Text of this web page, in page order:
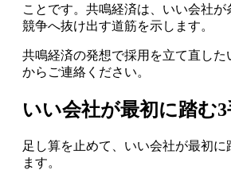
ことです。共鳴経済は、いい会社
競争へ抜け出す道筋を示します。
共鳴経済の発想で採用を立て直した
からご連絡ください。
いい会社が最初に踏む3
足し算を止めて、いい会社が最初に
ます。